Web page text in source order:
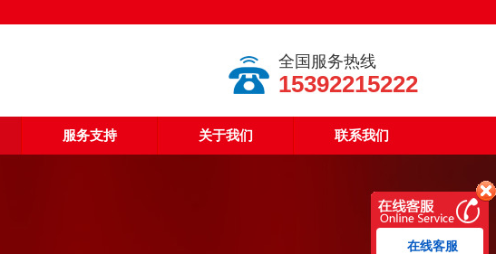
全国服务热线
15392215222
服务支持 关于我们 联系我们
在线客服